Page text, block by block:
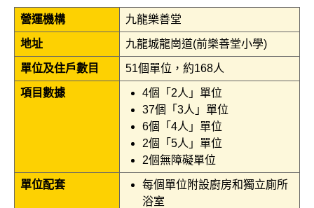
營運機構 九龍樂善堂
地址 九龍城龍崗道(前樂善堂小學)
單位及住戶數目 51個單位，約168人
項目數據
4個「2人」單位
37個「3人」單位
6個「4人」單位
2個「5人」單位
2個無障礙單位
單位配套
每個單位附設廚房和獨立廁所
浴室